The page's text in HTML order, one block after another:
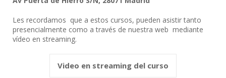
Les recordamos que a estos cursos, pueden asistir tanto
presencialmente como a través de nuestra web mediante
vídeo en streaming.
Video en streaming del curso